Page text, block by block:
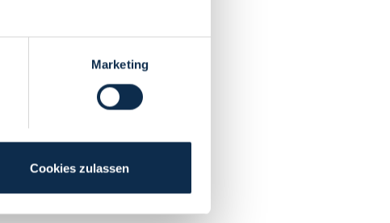
Marketing
Cookies zulassen